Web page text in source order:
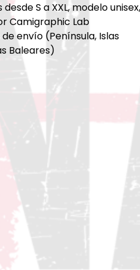
S a XXL, modelo
Camigraphic Lab
envío (Península, Islas
Baleares)